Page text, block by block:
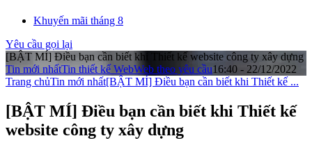
Khuyến mãi tháng 8
Yêu cầu gọi lại
[BẬT MÍ] Điều bạn cần biết khi Thiết kế website công ty xây dựng
Tin mới nhấtTin thiết kế WebWeb theo yêu cầu16:40 - 22/12/2022
Trang chủTin mới nhất[BẬT MÍ] Điều bạn cần biết khi Thiết kế ...
[BẬT MÍ] Điều bạn cần biết khi Thiết kế
website công ty xây dựng